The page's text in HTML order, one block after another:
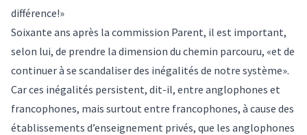
différence!»
Soixante ans après la commission Parent, il est important,
selon lui, de prendre la dimension du chemin parcouru, «et de
continuer à se scandaliser des inégalités de notre système».
Car ces inégalités persistent, dit-il, entre anglophones et
francophones, mais surtout entre francophones, à cause des
établissements d’enseignement privés, que les anglophones